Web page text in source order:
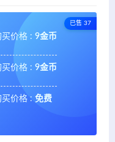
已售 37
价格 : 9金币
价格 : 9金币
买价格 : 免费